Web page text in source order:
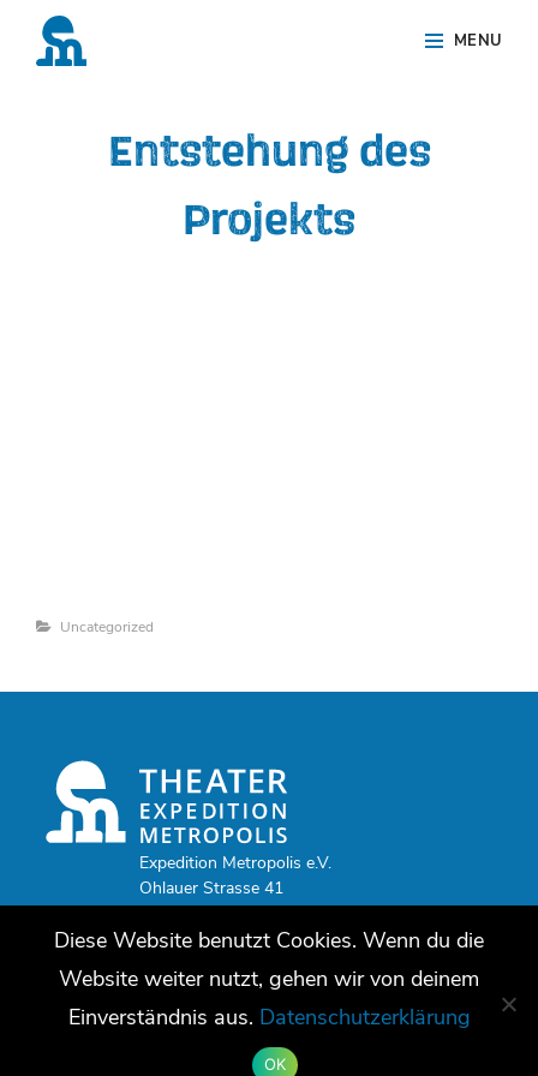
MENU
Overlay
Entstehung des
Projekts
Categories
Uncategorized
Expedition Metropolis e.V.
Ohlauer Strasse 41
Tel.: +49 (0)30 47980152
Datenschutz – Impressum
Diese Website benutzt Cookies. Wenn du die
Website weiter nutzt, gehen wir von deinem
Einverständnis aus. Datenschutzerklärung
OK